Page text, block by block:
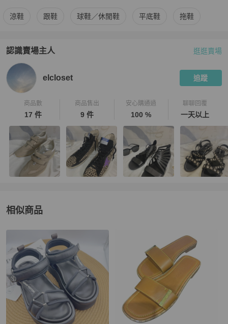
更多Louis Vuitton 女鞋相似商品推薦
涼鞋 跟鞋 球鞋／休閒鞋 平底鞋 拖鞋
認識賣場主人
PopChill 拍拍圈嚴選賣家
逛逛賣場
elcloset 追蹤
商品數
17 件
商品售出
9 件
安心購通過
100 %
聊聊回覆
一天以上
相似商品
更多相似 Louis Vuitton女鞋推薦精品